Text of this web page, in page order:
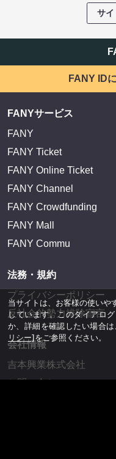
サイ
FANY ID
FANYサービス
FANY
FANY Ticket
FANY Online Ticket
FANY Channel
FANY Crowdfunding
FANY Mall
FANY Commu
法務・規約
プライバシーポリシー
反社会的勢力排除宣言
会社情報
吉本興業株式会社
お問い合わせ
当サイトは、お客様の使い
しています。このダイアロ
か、詳細を確認したい場合は
リシー]をご参照ください。